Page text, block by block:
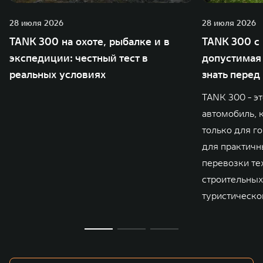
28 июля 2026
TANK 300 на охоте, рыбалке и в
экспедиции: честный тест в
реальных условиях
28 июля 2026
TANK 300
знать
TANK 300 -
автомобиль,
только для
для
перевозки